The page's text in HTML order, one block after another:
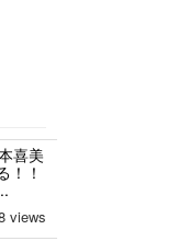
喜美
！！
views